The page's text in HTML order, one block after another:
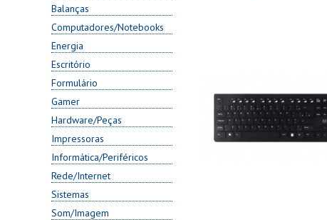
Balanças
Computadores/Notebooks
Energia
Escritório
Formulário
Gamer
Hardware/Peças
Impressoras
Informática/Periféricos
Rede/Internet
Sistemas
Som/Imagem